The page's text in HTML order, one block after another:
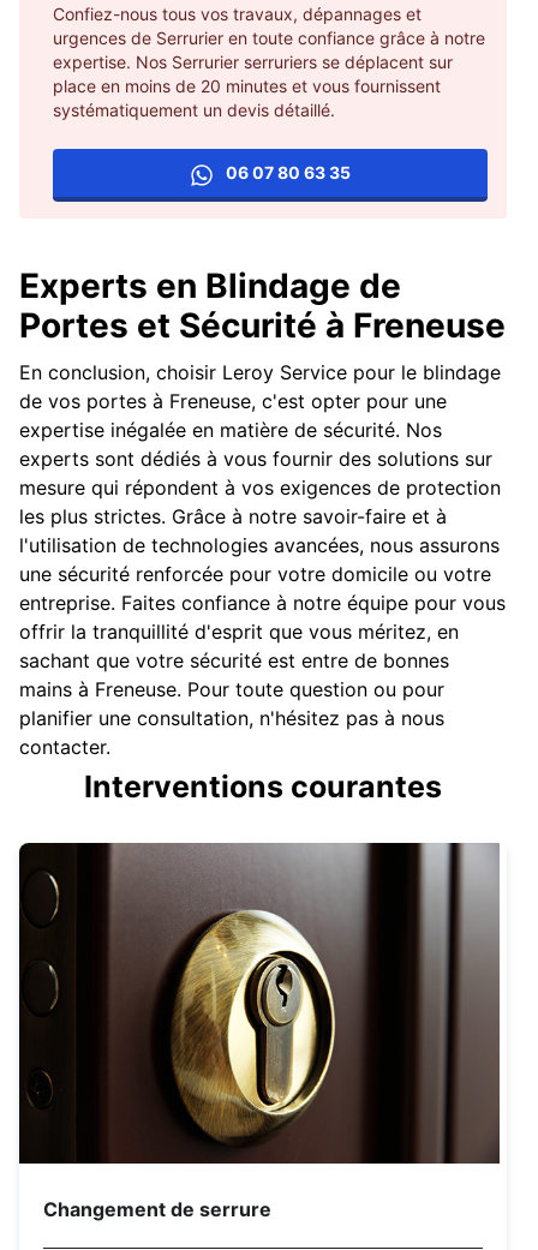
Confiez-nous tous vos travaux, dépannages et
urgences de Serrurier en toute confiance grâce à notre
expertise. Nos Serrurier serruriers se déplacent sur
place en moins de 20 minutes et vous fournissent
systématiquement un devis détaillé.
06 07 80 63 35
Experts en Blindage de
Portes et Sécurité à Freneuse
En conclusion, choisir Leroy Service pour le blindage
de vos portes à Freneuse, c'est opter pour une
expertise inégalée en matière de sécurité. Nos
experts sont dédiés à vous fournir des solutions sur
mesure qui répondent à vos exigences de protection
les plus strictes. Grâce à notre savoir-faire et à
l'utilisation de technologies avancées, nous assurons
une sécurité renforcée pour votre domicile ou votre
entreprise. Faites confiance à notre équipe pour vous
offrir la tranquillité d'esprit que vous méritez, en
sachant que votre sécurité est entre de bonnes
mains à Freneuse. Pour toute question ou pour
planifier une consultation, n'hésitez pas à nous
contacter.
Interventions courantes
Changement de serrure